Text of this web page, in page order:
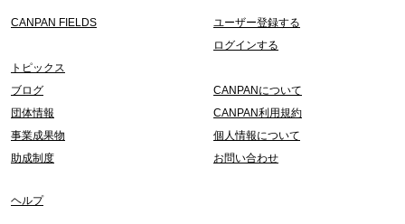
CANPAN FIELDS
ユーザー登録する
ログインする
トピックス
ブログ
団体情報
事業成果物
助成制度
CANPANについて
CANPAN利用規約
個人情報について
お問い合わせ
ヘルプ